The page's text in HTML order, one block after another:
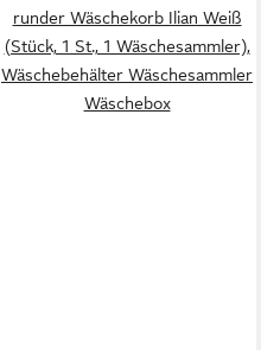
runder Wäschekorb Ilian Weiß
(Stück, 1 St., 1 Wäschesammler),
Wäschebehälter Wäschesammler
Wäschebox